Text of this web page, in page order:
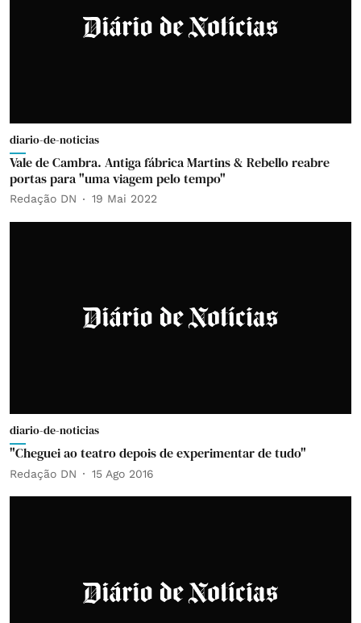
diario-de-noticias
Vale de Cambra. Antiga fábrica Martins & Rebello reabre
portas para "uma viagem pelo tempo"
Redação DN 19 Mai 2022
diario-de-noticias
"Cheguei ao teatro depois de experimentar de tudo"
Redação DN 15 Ago 2016